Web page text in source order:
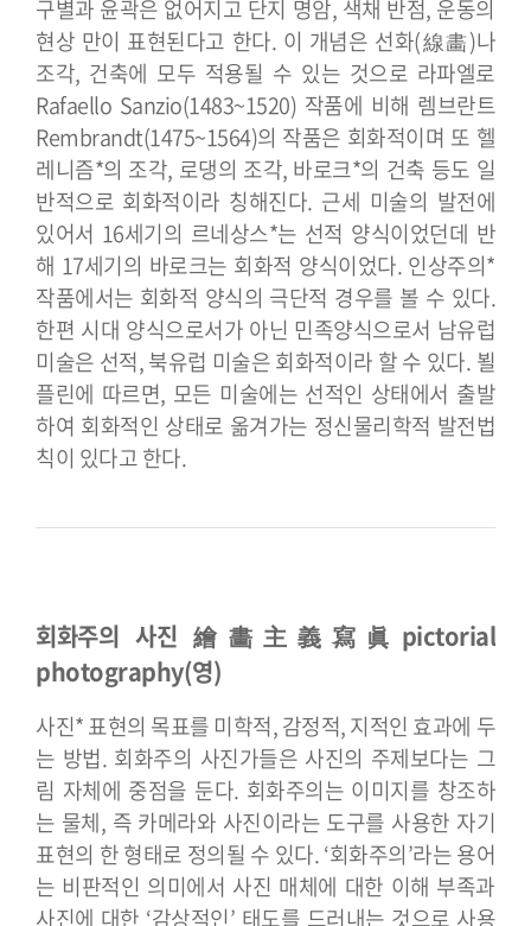
구별과 윤곽은 없어지고 단지 명암, 색채 반점, 운동의
현상 만이 표현된다고 한다. 이 개념은 선화(線畵)나
조각, 건축에 모두 적용될 수 있는 것으로 라파엘로
Rafaello Sanzio(1483~1520) 작품에 비해 렘브란트
Rembrandt(1475~1564)의 작품은 회화적이며 또 헬
레니즘*의 조각, 로댕의 조각, 바로크*의 건축 등도 일
반적으로 회화적이라 칭해진다. 근세 미술의 발전에
있어서 16세기의 르네상스*는 선적 양식이었던데 반
해 17세기의 바로크는 회화적 양식이었다. 인상주의*
작품에서는 회화적 양식의 극단적 경우를 볼 수 있다.
한편 시대 양식으로서가 아닌 민족양식으로서 남유럽
미술은 선적, 북유럽 미술은 회화적이라 할 수 있다. 뵐
플린에 따르면, 모든 미술에는 선적인 상태에서 출발
하여 회화적인 상태로 옮겨가는 정신물리학적 발전법
칙이 있다고 한다.
회화주의 사진 繪畵主義寫眞 pictorial
photography(영)
사진* 표현의 목표를 미학적, 감정적, 지적인 효과에 두
는 방법. 회화주의 사진가들은 사진의 주제보다는 그
림 자체에 중점을 둔다. 회화주의는 이미지를 창조하
는 물체, 즉 카메라와 사진이라는 도구를 사용한 자기
표현의 한 형태로 정의될 수 있다. ‘회화주의’라는 용어
는 비판적인 의미에서 사진 매체에 대한 이해 부족과
사진에 대한 ‘감상적인’ 태도를 드러내는 것으로 사용